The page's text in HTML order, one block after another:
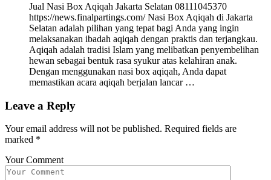
Jual Nasi Box Aqiqah Jakarta Selatan 08111045370
https://news.finalpartings.com/ Nasi Box Aqiqah di Jakarta
Selatan adalah pilihan yang tepat bagi Anda yang ingin
melaksanakan ibadah aqiqah dengan praktis dan terjangkau.
Aqiqah adalah tradisi Islam yang melibatkan penyembelihan
hewan sebagai bentuk rasa syukur atas kelahiran anak.
Dengan menggunakan nasi box aqiqah, Anda dapat
memastikan acara aqiqah berjalan lancar …
Leave a Reply
Your email address will not be published. Required fields are
marked *
Your Comment